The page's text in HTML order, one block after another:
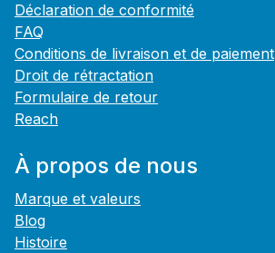
Déclaration de conformité
FAQ
Conditions de livraison et de paiement
Droit de rétractation
Formulaire de retour
Reach
À propos de nous
Marque et valeurs
Blog
Histoire